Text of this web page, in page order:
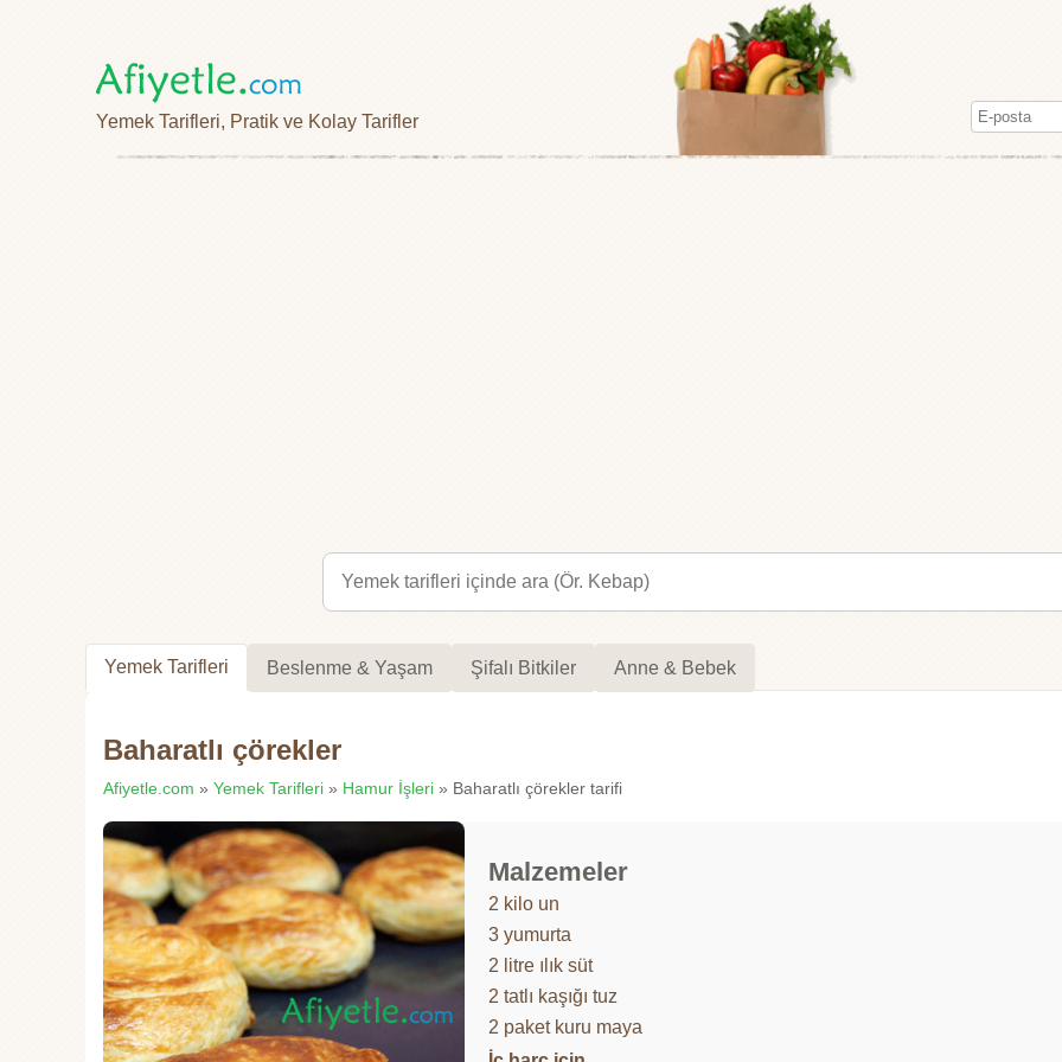
Yemek Tarifleri, Pratik ve Kolay Tarifler
Yemek Tarifleri Beslenme & Yaşam Şifalı Bitkiler Anne & Bebek
Baharatlı çörekler
Afiyetle.com » Yemek Tarifleri » Hamur İşleri » Baharatlı çörekler tarifi
Malzemeler
2 kilo un
3 yumurta
2 litre ılık süt
2 tatlı kaşığı tuz
2 paket kuru maya